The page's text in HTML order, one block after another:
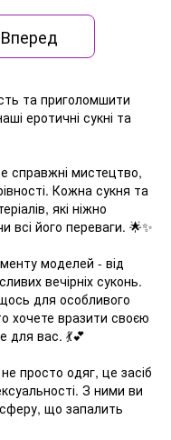
Вперед
та приголомшити
еротичні сукні та
справжні мистецтво,
Кожна сукня та
які ніжно
всі його переваги. 🌟✨
моделей - від
вечірніх суконь.
для особливого
хочете вразити своєю
вас. 💃💕
просто одяг, це засіб
З ними ви
що запалить